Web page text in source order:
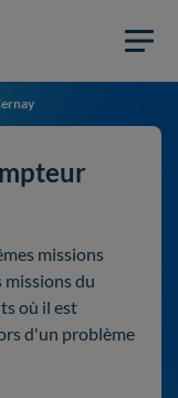
missions
missions du
où il est
d'un problème